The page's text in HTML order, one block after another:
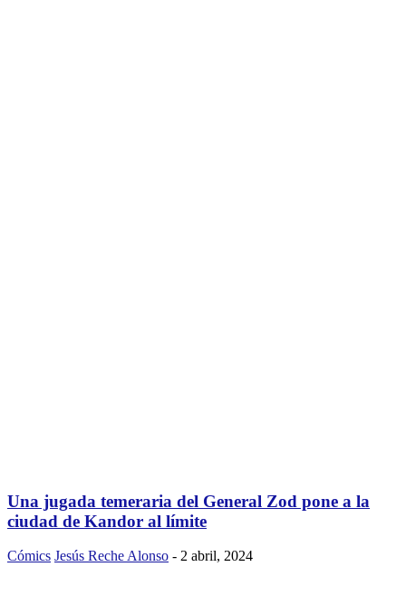
Una jugada temeraria del General Zod pone a la
ciudad de Kandor al límite
Cómics Jesús Reche Alonso - 2 abril, 2024